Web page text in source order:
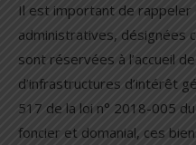
Il est important de
administratives, désignées
sont réservées à l’accueil
d’infrastructures d’intérêt
517 de la loi n° 2018-005
foncier et domanial, ces